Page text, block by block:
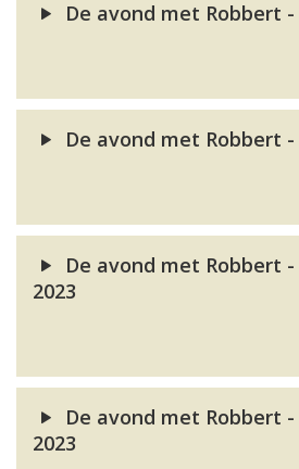
De avond met Robbert
De avond met Robbert
De avond met Robbert
2023
De avond met Robbert
2023